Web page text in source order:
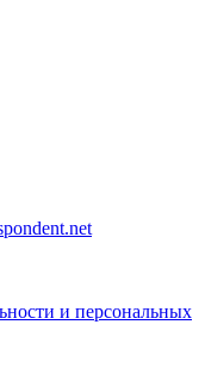
и персональных